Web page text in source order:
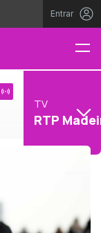
Entrar
TV
RTP